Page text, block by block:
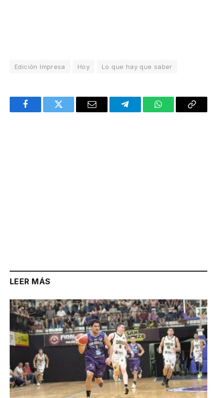
Edición Impresa Hoy Lo que hay que saber
FacebookTwitter Email TelegramWhatsAppCopy
LEER MÁS